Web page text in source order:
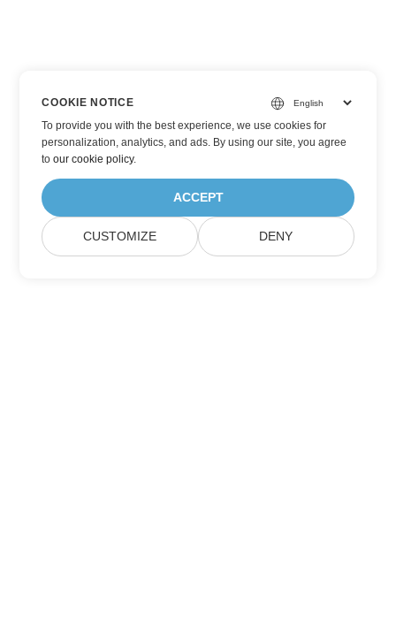
COOKIE NOTICE
To provide you with the best experience, we use cookies for
personalization, analytics, and ads. By using our site, you agree
toour cookie policy.
ACCEPT
CUSTOMIZE DENY